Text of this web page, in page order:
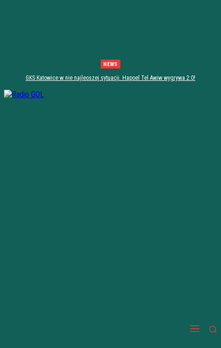
NEWS
GKS Katowice w nie najleoszej sytuacji. Hapoel Tel Awiw wygrywa 2:0!